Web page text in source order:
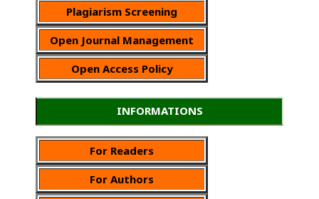
Plagiarism Screening
Open Journal Management
Open Access Policy
INFORMATIONS
For Readers
For Authors